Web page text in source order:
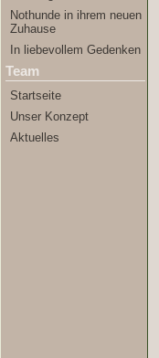
Nothunde in ihrem neuen
Zuhause
In liebevollem Gedenken
Team
Startseite
Unser Konzept
Aktuelles